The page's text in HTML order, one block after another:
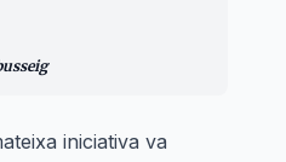
iniciativa va